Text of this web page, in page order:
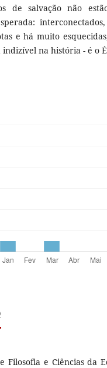
de salvação não
e há muito
indizível na história - é o
e Ciências da